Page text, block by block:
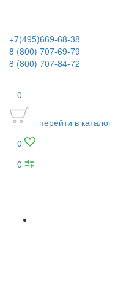
+7(495)669-68-38
8 (800) 707-69-79
8 (800) 707-84-72
0
перейти в каталог
0
0